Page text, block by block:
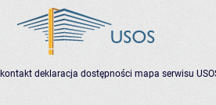
kontakt deklaracja dostępności mapa serwisu